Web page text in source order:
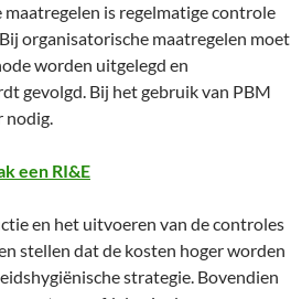
maatregelen is regelmatige controle
organisatorische maatregelen moet
worden uitgelegd en
gevolgd. Bij het gebruik van PBM
nodig.
een RI&E
en het uitvoeren van de controles
stellen dat de kosten hoger worden
strategie. Bovendien